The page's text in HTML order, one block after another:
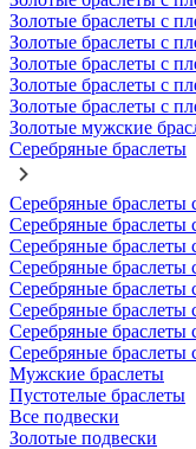
Золотые браслеты с
Золотые браслеты с
Золотые браслеты с
Золотые браслеты с
Золотые браслеты с
Золотые мужские
Серебряные браслеты
Серебряные браслеты
Серебряные браслеты
Серебряные браслеты
Серебряные браслеты
Серебряные браслеты
Серебряные браслеты
Серебряные браслеты
Серебряные браслеты
Мужские браслеты
Пустотелые браслеты
Все подвески
Золотые подвески